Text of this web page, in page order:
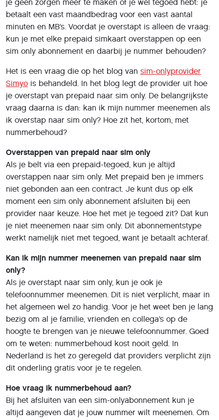
niet gebonden aan een contract. Je kunt dus op elk
moment een sim only abonnement afsluiten bij een
provider naar keuze. Hoe het met je tegoed zit? Dat kun
je niet meenemen naar sim only. Dit abonnementstype
werkt namelijk niet met tegoed, want je betaalt achteraf.
Kan ik mijn nummer meenemen van prepaid naar sim
only?
Als je overstapt naar sim only, kun je ook je
telefoonnummer meenemen. Dit is niet verplicht, maar in
het algemeen wel zo handig. Voor je het weet ben je lang
bezig om al je familie, vrienden en collega’s op de
hoogte te brengen van je nieuwe telefoonnummer. Goed
om te weten: nummerbehoud kost nooit geld. In
Nederland is het zo geregeld dat providers verplicht zijn
dit onderling gratis voor je te regelen.
Hoe vraag ik nummerbehoud aan?
Bij het afsluiten van een sim-onlyabonnement kun je
altijd aangeven dat je jouw nummer wilt meenemen. Om
nummerbehoud succesvol aan te vragen, heeft de
provider bij wie je het sim-onlyabonnement afsluit wél de
volgende informatie van je nodig:
- Je telefoonnummer
- Wie je prepaid-provider is
- Je huidige simkaartnummer. Dat vind je op de
(prepaid)simkaart of op je ‘mijn’-pagina bij je
prepaid-provider
- De vorm van je huidige contract, in dit geval dus
prepaid
je nieuwe sim-onlyprovider voor je uitzoeken wanneer
het je telefoonnummer kan overzetten naar je sim-
onlyabonnement. Meestal duurt dit een aantal